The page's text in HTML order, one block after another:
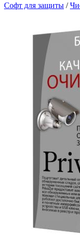
Софт для защиты /